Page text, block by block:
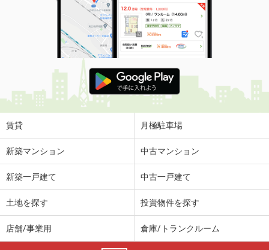
賃貸 月極駐車場
新築マンション 中古マンション
新築一戸建て 中古一戸建て
土地を探す 投資物件を探す
店舗/事業用 倉庫/トランクルーム